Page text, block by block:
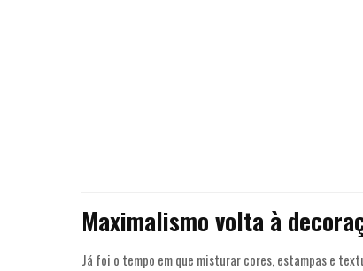
Maximalismo volta à
Já foi o tempo em que misturar cores, estampas e